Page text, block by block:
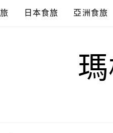
日本食旅 亞洲食旅